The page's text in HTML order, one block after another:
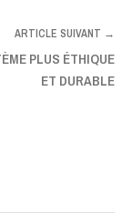
ARTICLE SUIVANT →
PLUS ÉTHIQUE
ET DURABLE